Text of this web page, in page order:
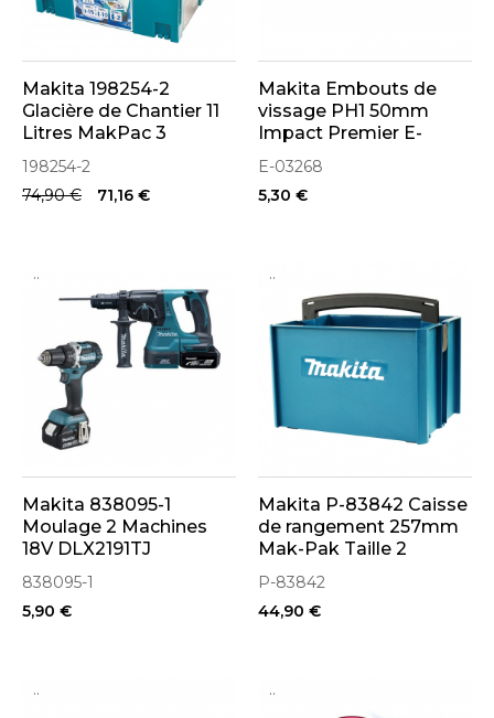
Makita 198254-2
Glacière de Chantier 11
Litres MakPac 3
198254-2
74,90 €
71,16 €
Makita Embouts de
vissage PH1 50mm
Impact Premier E-
03268
E-03268
5,30 €
..
Makita 838095-1
Moulage 2 Machines
18V DLX2191TJ
838095-1
5,90 €
..
Makita P-83842 Caisse
de rangement 257mm
Mak-Pak Taille 2
P-83842
44,90 €
.. ..